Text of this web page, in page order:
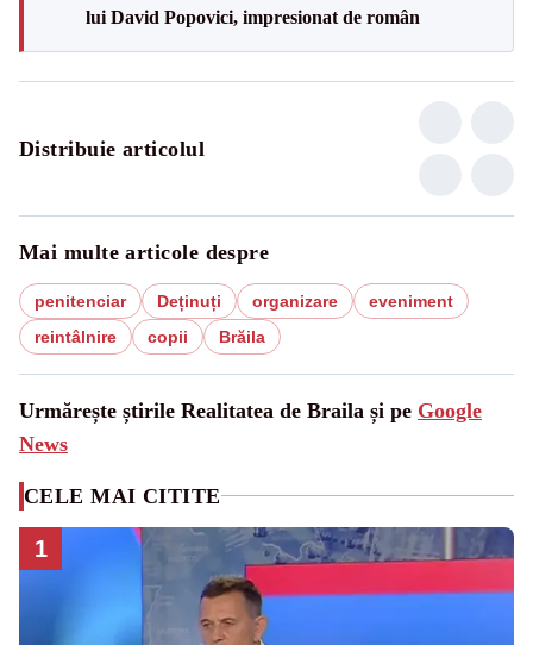
lui David Popovici, impresionat de român
Distribuie articolul
Mai multe articole despre
penitenciar Deținuți organizare
eveniment
reintâlnire
copii Brăila
Urmărește știrile Realitatea de Braila și pe Google
News
CELE MAI CITITE
1